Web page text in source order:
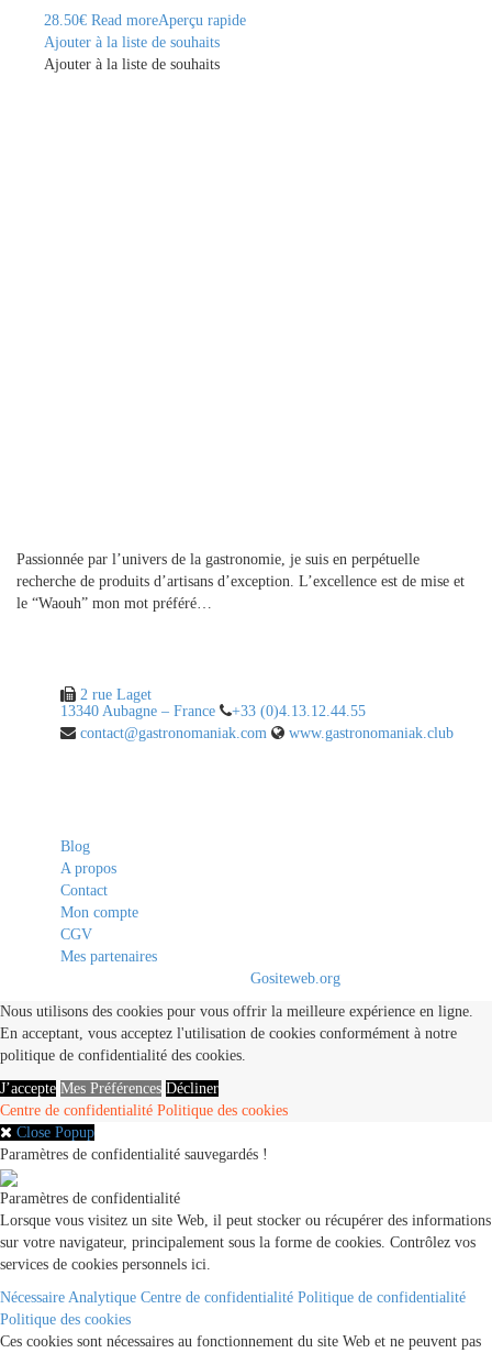
28.50€ Read moreAperçu rapide
Ajouter à la liste de souhaits
Ajouter à la liste de souhaits
Passionnée par l’univers de la gastronomie, je suis en perpétuelle
recherche de produits d’artisans d’exception. L’excellence est de mise et
le “Waouh” mon mot préféré…
2 rue Laget
13340 Aubagne – France
+33 (0)4.13.12.44.55
contact@gastronomaniak.com
www.gastronomaniak.club
Blog
A propos
Contact
Mon compte
CGV
Mes partenaires
Gositeweb.org
Nous utilisons des cookies pour vous offrir la meilleure expérience en ligne.
En acceptant, vous acceptez l'utilisation de cookies conformément à notre
politique de confidentialité des cookies.
J’accepte Mes Préférences Décliner
Centre de confidentialité Politique des cookies
Close Popup
Paramètres de confidentialité sauvegardés !
Paramètres de confidentialité
Lorsque vous visitez un site Web, il peut stocker ou récupérer des informations
sur votre navigateur, principalement sous la forme de cookies. Contrôlez vos
services de cookies personnels ici.
Nécessaire Analytique Centre de confidentialité Politique de confidentialité
Politique des cookies
Ces cookies sont nécessaires au fonctionnement du site Web et ne peuvent pas